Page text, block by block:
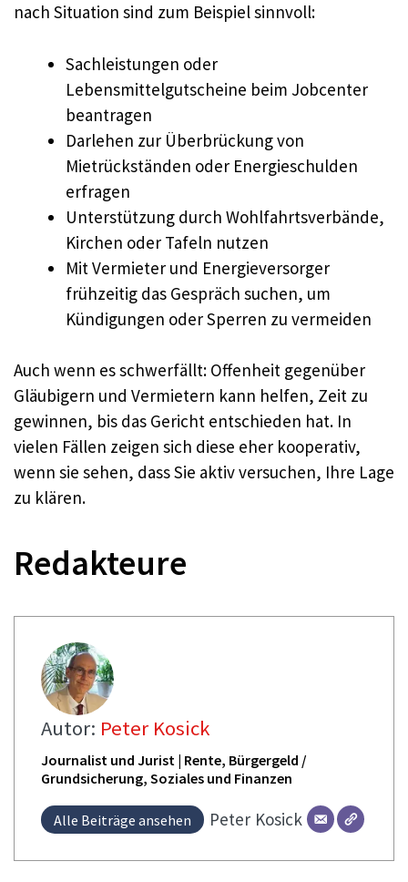
nach Situation sind zum Beispiel sinnvoll:
Sachleistungen oder
Lebensmittelgutscheine beim Jobcenter
beantragen
Darlehen zur Überbrückung von
Mietrückständen oder Energieschulden
erfragen
Unterstützung durch Wohlfahrtsverbände,
Kirchen oder Tafeln nutzen
Mit Vermieter und Energieversorger
frühzeitig das Gespräch suchen, um
Kündigungen oder Sperren zu vermeiden
Auch wenn es schwerfällt: Offenheit gegenüber
Gläubigern und Vermietern kann helfen, Zeit zu
gewinnen, bis das Gericht entschieden hat. In
vielen Fällen zeigen sich diese eher kooperativ,
wenn sie sehen, dass Sie aktiv versuchen, Ihre Lage
zu klären.
Redakteure
Autor: Peter Kosick
Journalist und Jurist | Rente, Bürgergeld /
Grundsicherung, Soziales und Finanzen
Alle Beiträge ansehen Peter Kosick